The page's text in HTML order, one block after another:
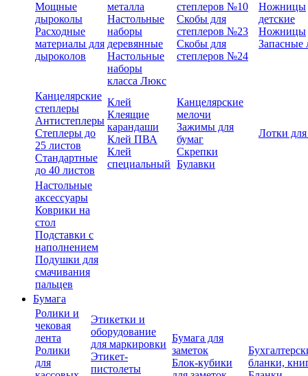
Мощные
дыроколы
Расходные
материалы для
дыроколов
металла
Настольные
наборы
деревянные
Настольные
наборы
класса Люкс
степлеров №10
Скобы для
степлеров №23
Скобы для
степлеров №24
Ножницы
детские
Ножницы
Запасные
Канцелярские
степлеры
Антистеплеры
Степлеры до
25 листов
Стандартные
до 40 листов
Клей
Клеящие
карандаши
Клей ПВА
Клей
специальный
Канцелярские
мелочи
Зажимы для
бумаг
Скрепки
Булавки
Лотки
Настольные
аксессуары
Коврики на
стол
Подставки с
наполнением
Подушки для
смачивания
пальцев
Бумага
Ролики и
чековая
лента
Ролики
для
Этикетки и
оборудование
для маркировки
Этикет-
пистолеты
Бумага для
заметок
Блок-кубики
бланки,